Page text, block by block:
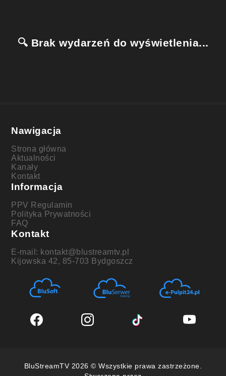
🔍 Brak wydarzeń do wyświetlenia...
Nawigacja
Strona główna
Aktualności
Kanały
Kontakt
Informacja
PPV Regulamin
Polityka Prywatności
FAQ
Kontakt
E-mail: kontakt@blustreamtv.pl
Kijowska 42, 85-703 Bydgoszcz
BluStreamTV 2026 © Wszystkie prawa zastrzeżone.